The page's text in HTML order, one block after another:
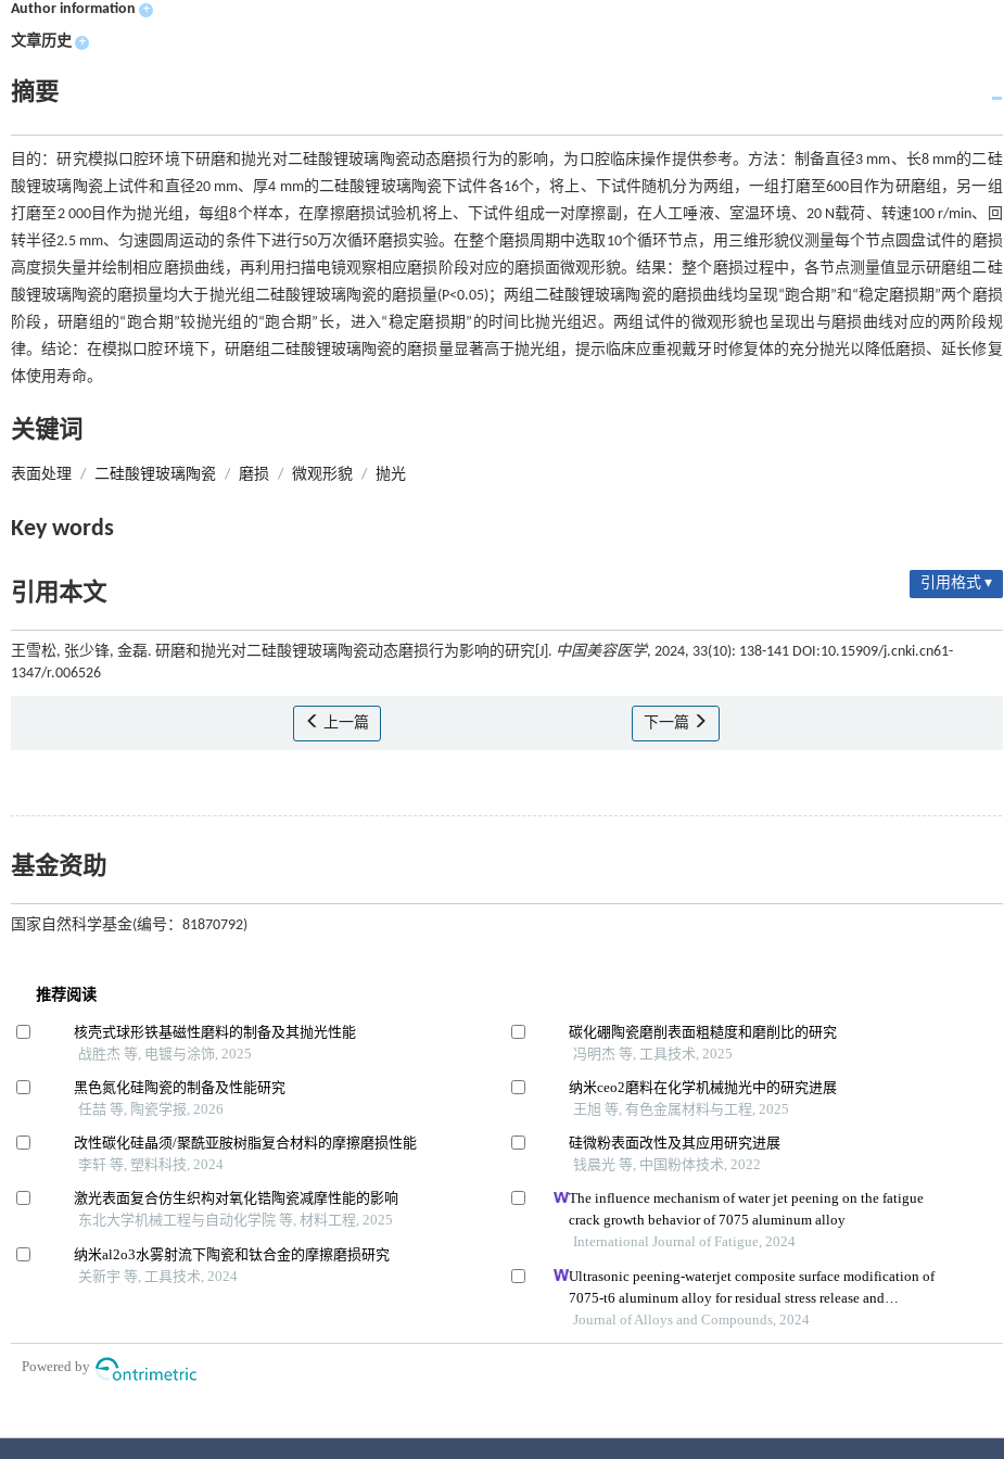
Author information +
文章历史 +
摘要
目的：研究模拟口腔环境下研磨和抛光对二硅酸锂玻璃陶瓷动态磨损行为的影响，为口腔临床操作提供参考。方法：制备直径3 mm、长8 mm的二硅
酸锂玻璃陶瓷上试件和直径20 mm、厚4 mm的二硅酸锂玻璃陶瓷下试件各16个，将上、下试件随机分为两组，一组打磨至600目作为研磨组，另一组
打磨至2 000目作为抛光组，每组8个样本，在摩擦磨损试验机将上、下试件组成一对摩擦副，在人工唾液、室温环境、20 N载荷、转速100 r/min、回
转半径2.5 mm、匀速圆周运动的条件下进行50万次循环磨损实验。在整个磨损周期中选取10个循环节点，用三维形貌仪测量每个节点圆盘试件的磨损
高度损失量并绘制相应磨损曲线，再利用扫描电镜观察相应磨损阶段对应的磨损面微观形貌。结果：整个磨损过程中，各节点测量值显示研磨组二硅
酸锂玻璃陶瓷的磨损量均大于抛光组二硅酸锂玻璃陶瓷的磨损量(P<0.05)；两组二硅酸锂玻璃陶瓷的磨损曲线均呈现“跑合期”和“稳定磨损期”两个磨损
阶段，研磨组的“跑合期”较抛光组的“跑合期”长，进入“稳定磨损期”的时间比抛光组迟。两组试件的微观形貌也呈现出与磨损曲线对应的两阶段规
律。结论：在模拟口腔环境下，研磨组二硅酸锂玻璃陶瓷的磨损量显著高于抛光组，提示临床应重视戴牙时修复体的充分抛光以降低磨损、延长修复
体使用寿命。
关键词
表面处理 / 二硅酸锂玻璃陶瓷 / 磨损 / 微观形貌 / 抛光
Key words
引用本文 引用格式 ▾
王雪松, 张少锋, 金磊. 研磨和抛光对二硅酸锂玻璃陶瓷动态磨损行为影响的研究[J]. 中国美容医学, 2024, 33(10): 138-141 DOI:10.15909/j.cnki.cn61-
1347/r.006526
上一篇 下一篇
基金资助
国家自然科学基金(编号：81870792)